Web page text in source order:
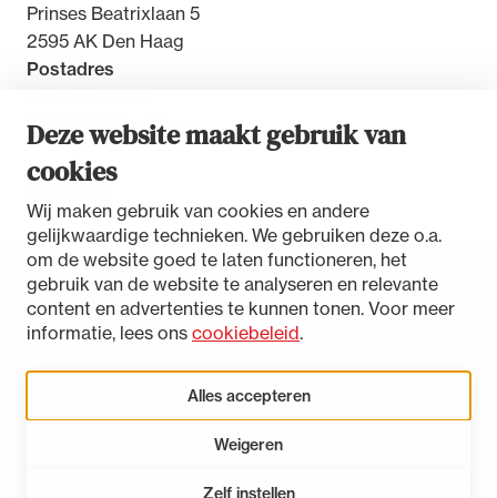
Deze website maakt gebruik van
cookies
Wij maken gebruik van cookies en andere
gelijkwaardige technieken. We gebruiken deze o.a.
om de website goed te laten functioneren, het
gebruik van de website te analyseren en relevante
content en advertenties te kunnen tonen. Voor meer
informatie, lees ons cookiebeleid.
Alles accepteren
Weigeren
Zelf instellen
Prinses Beatrixlaan 5
2595 AK Den Haag
Postadres
2500 GW Den Haag
Toegankelijkheidsverklaring
Disclaimer